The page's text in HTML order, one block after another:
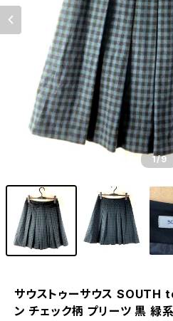
1/9
サウストゥーサウス SOUTH
ン チェック柄 プリーツ 黒